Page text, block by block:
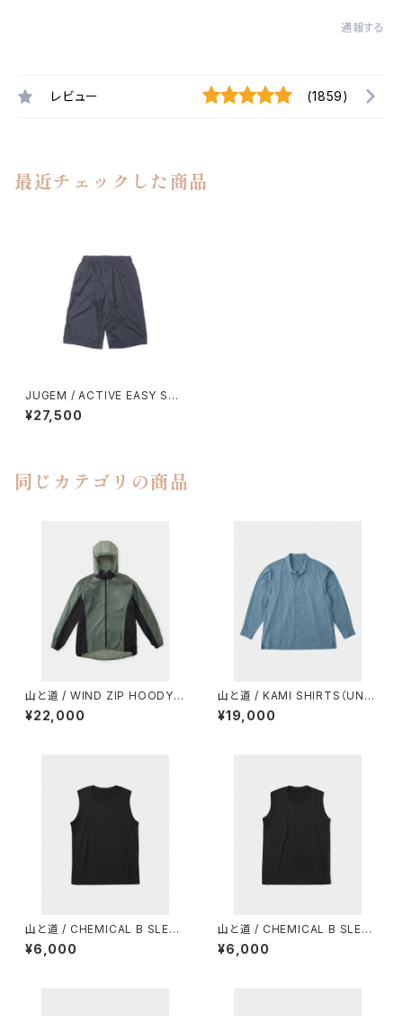
通報する
レビュー (1859)
最近チェックした商品
JUGEM / ACTIVE EASY SHE
LL SHORTS
¥27,500
同じカテゴリの商品
山と道 / WIND ZIP HOODY
（UNISEX）
¥22,000
山と道 / KAMI SHIRTS（UNIS
EX）
¥19,000
山と道 / CHEMICAL B SLEEV
ELESS（MEN）
¥6,000
山と道 / CHEMICAL B SLEEV
ELESS（WOMEN）
¥6,000